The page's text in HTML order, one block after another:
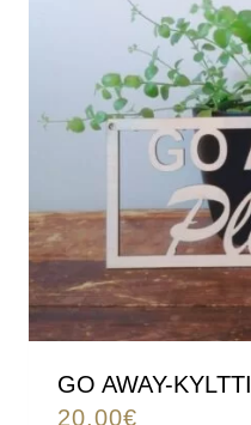
GO AWAY-KYLTTI
20,00€